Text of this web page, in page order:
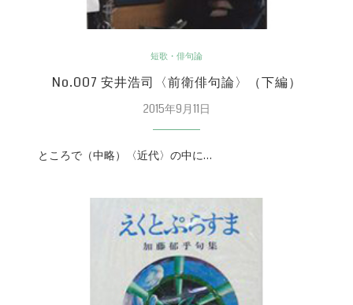
短歌・俳句論
No.007 安井浩司〈前衛俳句論〉（下編）
2015年9月11日
ところで（中略）〈近代〉の中に…